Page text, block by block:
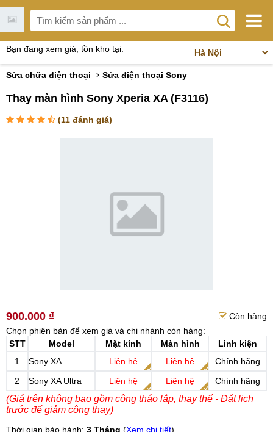
Bạn đang xem giá, tồn kho tại:
Sửa chữa điện thoại Sửa điện thoại Sony
Thay màn hình Sony Xperia XA (F3116)
(11 đánh giá)
900.000 ₫
Còn hàng
Chọn phiên bản để xem giá và chi nhánh còn hàng:
STT
Model Mặt kính Màn hình
Linh kiện
1
Sony XA Liên hệ Liên hệ
Chính hãng
2
Sony XA Ultra Liên hệ Liên hệ Chính hãng
(Giá trên không bao gồm công tháo lắp, thay thế - Đặt lịch
trước để giảm công thay)
Thời gian bảo hành: 3 Tháng (Xem chi tiết)